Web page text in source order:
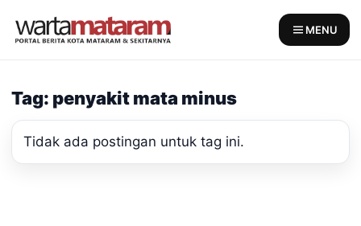
MENU
Tag: penyakit mata minus
Tidak ada postingan untuk tag ini.